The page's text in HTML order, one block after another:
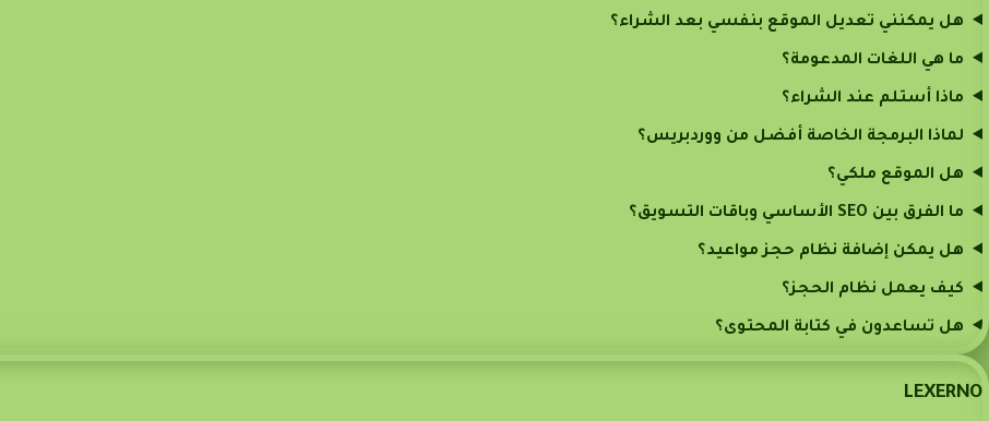
هل يمكنني تعديل الموقع بنفسي بعد الشراء؟
ما هي اللغات المدعومة؟
ماذا أستلم عند الشراء؟
لماذا البرمجة الخاصة أفضل من ووردبريس؟
هل الموقع ملكي؟
ما الفرق بين SEO الأساسي وباقات التسويق؟
هل يمكن إضافة نظام حجز مواعيد؟
كيف يعمل نظام الحجز؟
هل تساعدون في كتابة المحتوى؟
LEXERNO